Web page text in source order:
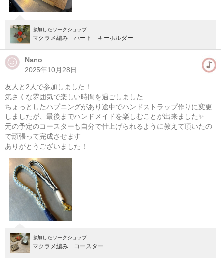
マクラメ編み ポーチ作り
08/09(日) 13:00-18:00
東京 学芸大学駅徒歩14分
08/10(月) 13:00-18:00
東京 学芸大学駅徒歩14分
参加したワークショップ
マクラメ編み ハート キーホルダー
Nano
2025年10月28日
友人と2人で参加しました！
気さくな雰囲気で楽しい時間を過ごしました
ちょっとしたハプニングがあり途中でハンドストラップ作りに変更
しましたが、最後までハンドメイドを楽しむことが出来ました✨
元の予定のコースターも自分で仕上げられるように教えて頂いたの
で頑張って完成させます
ありがとうございました！
参加したワークショップ
マクラメ編み コースター